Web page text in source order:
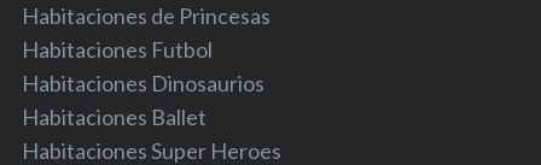
Habitaciones de Princesas
Habitaciones Futbol
Habitaciones Dinosaurios
Habitaciones Ballet
Habitaciones Super Heroes